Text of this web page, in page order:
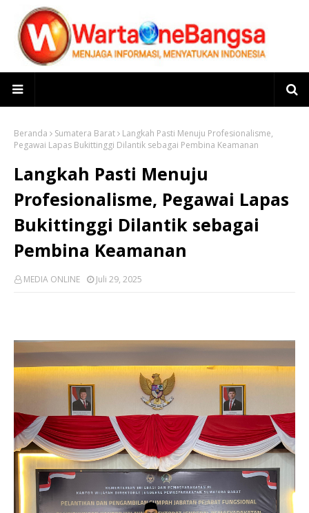
Beranda Sumatera Barat
Langkah Pasti Menuju Profesionalisme,
Pegawai Lapas Bukittinggi Dilantik sebagai Pembina Keamanan
Langkah Pasti Menuju
Profesionalisme, Pegawai Lapas
Bukittinggi Dilantik sebagai
Pembina Keamanan
MEDIA ONLINE Juli 29, 2025